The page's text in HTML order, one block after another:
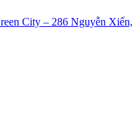
City – 286 Nguyễn